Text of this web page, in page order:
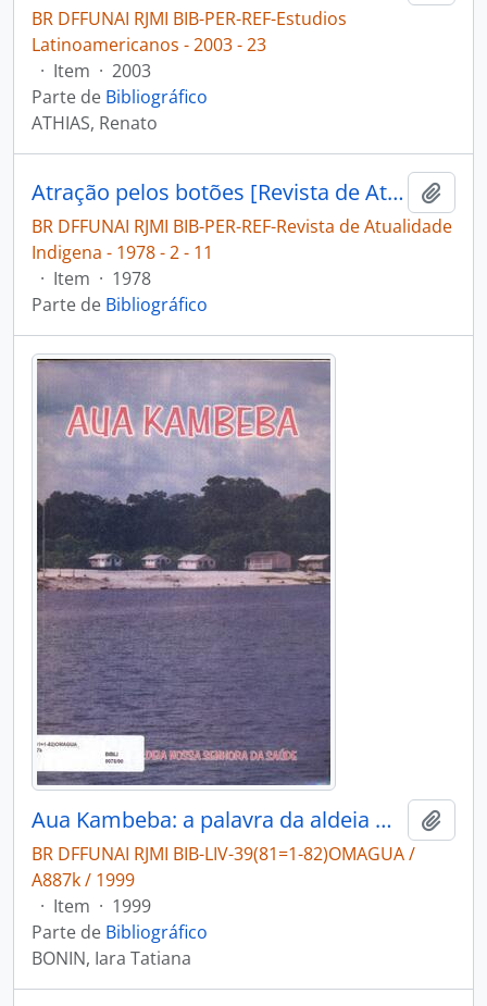
BR DFFUNAI RJMI BIB-PER-REF-Estudios
Latinoamericanos - 2003 - 23
· Item · 2003
Parte de Bibliográfico
ATHIAS, Renato
Atração pelos botões [Revista de Atualidade Indigena]
BR DFFUNAI RJMI BIB-PER-REF-Revista de Atualidade
Indigena - 1978 - 2 - 11
· Item · 1978
Parte de Bibliográfico
Aua Kambeba: a palavra da aldeia Nossa Senhora da Saúde.
BR DFFUNAI RJMI BIB-LIV-39(81=1-82)OMAGUA /
A887k / 1999
· Item · 1999
Parte de Bibliográfico
BONIN, Iara Tatiana